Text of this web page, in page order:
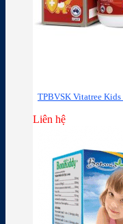
TPBVSK Vitatree
Liên hệ